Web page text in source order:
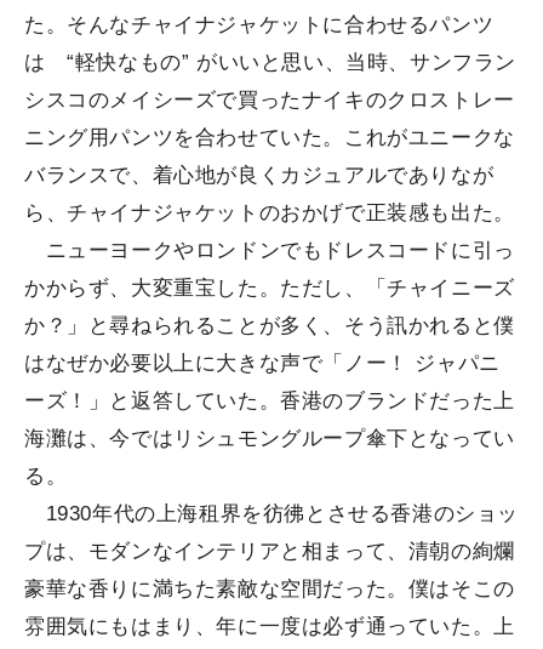
た。そんなチャイナジャケットに合わせるパンツ
は “軽快なもの” がいいと思い、当時、サンフラン
シスコのメイシーズで買ったナイキのクロストレー
ニング用パンツを合わせていた。これがユニークな
バランスで、着心地が良くカジュアルでありなが
ら、チャイナジャケットのおかげで正装感も出た。
ニューヨークやロンドンでもドレスコードに引っ
かからず、大変重宝した。ただし、「チャイニーズ
か？」と尋ねられることが多く、そう訊かれると僕
はなぜか必要以上に大きな声で「ノー！ ジャパニ
ーズ！」と返答していた。香港のブランドだった上
海灘は、今ではリシュモングループ傘下となってい
る。
1930年代の上海租界を彷彿とさせる香港のショッ
プは、モダンなインテリアと相まって、清朝の絢爛
豪華な香りに満ちた素敵な空間だった。僕はそこの
雰囲気にもはまり、年に一度は必ず通っていた。上